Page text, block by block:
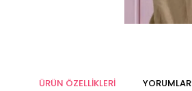
ÜRÜN ÖZELLIKLERI YORUMLAR